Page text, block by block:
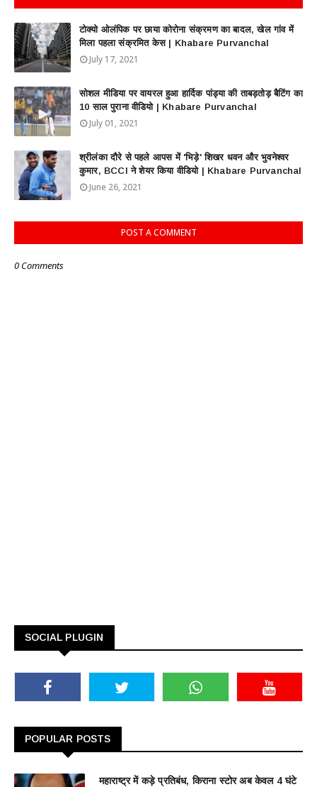
टोक्यो ओलंपिक पर छाया कोरोना संक्रमण का बादल, खेल गांव में
मिला पहला संक्रमित केस | Khabare Purvanchal
July 17, 2021
सोशल मीडिया पर वायरल हुआ हार्दिक पांड्या की ताबड़तोड़ बैटिंग का
10 साल पुराना वीडियो | Khabare Purvanchal
July 01, 2021
श्रीलंका दौरे से पहले आपस में 'भिड़े' शिखर धवन और भुवनेश्वर
कुमार, BCCI ने शेयर किया वीडियो | Khabare Purvanchal
June 26, 2021
POST A COMMENT
0 Comments
SOCIAL PLUGIN
POPULAR POSTS
महाराष्ट्र में कड़े प्रतिबंध, किराना स्टोर अब केवल 4 घंटे